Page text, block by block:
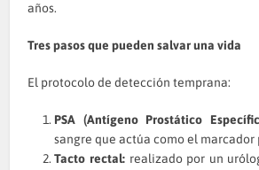
años.
Tres pasos que pueden salvar una vida
El protocolo de detección temprana:
PSA (Antígeno Prostático
sangre que actúa como el
Tacto rectal:realizado por un